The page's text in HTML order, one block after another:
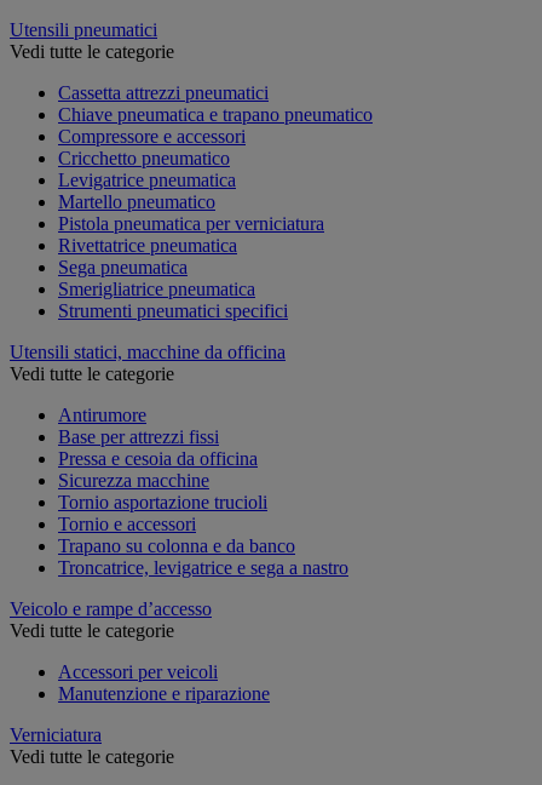
Utensili pneumatici
Vedi tutte le categorie
Cassetta attrezzi pneumatici
Chiave pneumatica e trapano pneumatico
Compressore e accessori
Cricchetto pneumatico
Levigatrice pneumatica
Martello pneumatico
Pistola pneumatica per verniciatura
Rivettatrice pneumatica
Sega pneumatica
Smerigliatrice pneumatica
Strumenti pneumatici specifici
Utensili statici, macchine da officina
Vedi tutte le categorie
Antirumore
Base per attrezzi fissi
Pressa e cesoia da officina
Sicurezza macchine
Tornio asportazione trucioli
Tornio e accessori
Trapano su colonna e da banco
Troncatrice, levigatrice e sega a nastro
Veicolo e rampe d’accesso
Vedi tutte le categorie
Accessori per veicoli
Manutenzione e riparazione
Verniciatura
Vedi tutte le categorie